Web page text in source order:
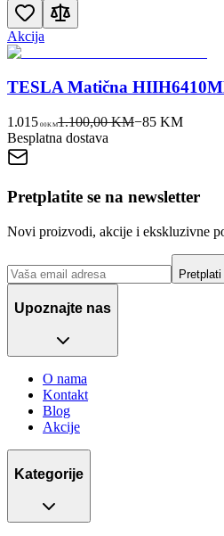
Akcija
TESLA Matična
1.015 00KM1.100,00 KM−85KM
Besplatna dostava
Pretplatite se na newsletter
Novi proizvodi, akcije i ekskluzivne
Upoznajte nas
O nama
Kontakt
Blog
Akcije
Kategorije